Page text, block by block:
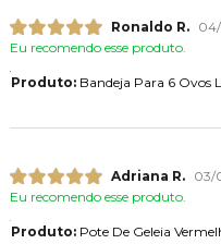
Ronaldo R.
Eu recomendo esse produto.
Produto:Bandeja Para 6 Ovos
Adriana R.
03/
Eu recomendo esse produto.
Produto:Pote De Geleia